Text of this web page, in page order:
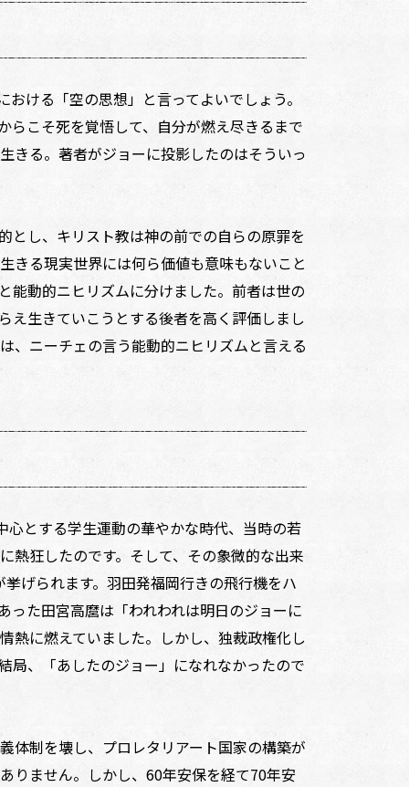
ける「空の思想」と言ってよいでしょう。
らこそ死を覚悟して、自分が燃え尽きるまで
きる。著者がジョーに投影したのはそういっ
とし、キリスト教は神の前での自らの原罪を
きる現実世界には何ら価値も意味もないこと
能動的ニヒリズムに分けました。前者は世の
え生きていこうとする後者を高く評価しまし
、ニーチェの言う能動的ニヒリズムと言える
とする学生運動の華やかな時代、当時の若
熱狂したのです。そして、その象微的な出来
げられます。羽田発福岡行きの飛行機をハ
った田宮高麿は「われわれは明日のジョーに
熱に燃えていました。しかし、独裁政権化し
局、「あしたのジョー」になれなかったので
体制を壊し、プロレタリアート国家の構築が
りません。しかし、60年安保を経て70年安